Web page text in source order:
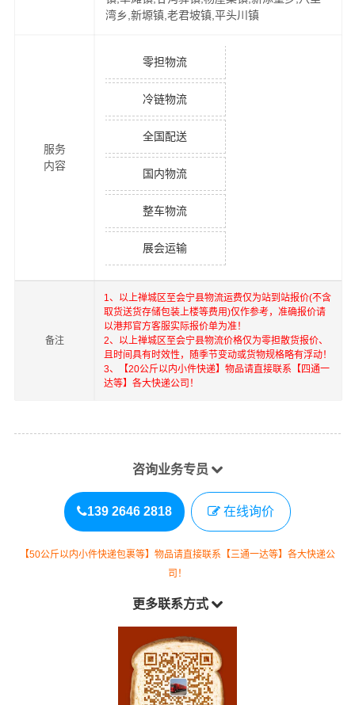
湾乡,新塬镇,老君坡镇,平头川镇
服务
内容
零担物流
冷链物流
全国配送
国内物流
整车物流
展会运输
备注
1、以上禅城区 至会宁县物流运费仅为站到站报价(不含
取货送货存储包装上楼等费用)仅作参考，准确报价请
以港邦官方客服实际报价单为准！
2、以上禅城区 至会宁县物流价格仅为零担散货报价、
且时间具有时效性，随季节变动或货物规格略有浮动！
3、【20公斤以内小件快递】物品请直接联系【四通一
达等】各大快递公司！
咨询业务专员
139 2646 2818 在线询价
【50公斤以内小件快递包裹等】物品请直接联系【三通一达等】各大快递公
司！
更多联系方式